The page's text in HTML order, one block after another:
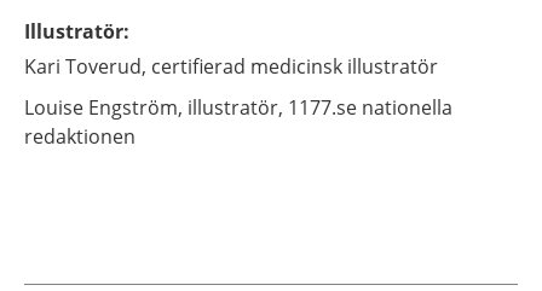
Illustratör:
Kari Toverud, certifierad medicinsk illustratör
Louise Engström, illustratör, 1177.se nationella
redaktionen